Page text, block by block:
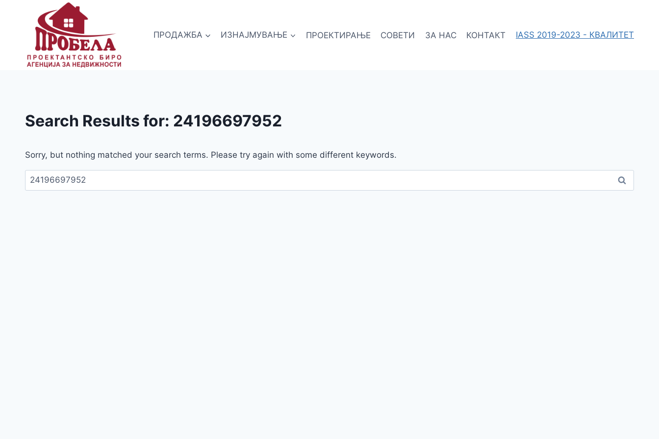
ПРОДАЖБА ИЗНАЈМУВАЊЕ ПРОЕКТИРАЊЕ СОВЕТИ ЗА НАС КОНТАКТ IASS 2019-2023 - КВАЛИТЕТ
Search Results for: 24196697952
Sorry, but nothing matched your search terms. Please try again with some different keywords.
Пребарувај
за: